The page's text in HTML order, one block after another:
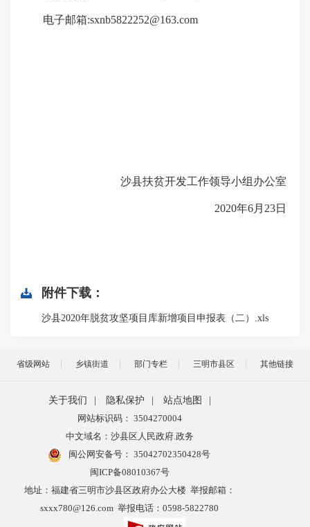
电子邮箱:sxnb5822252@163.com
沙县扶贫开发工作领导小组办公室
2020年6月23日
附件下载：
沙县2020年脱贫攻坚项目库新增项目申报表（二）.xls
省级网站 乡镇街道 部门专栏 三明市县区 其他链接
关于我们 隐私保护 站点地图
网站标识码： 3504270004
中文域名：沙县区人民政府.政务
闽公网安备号： 35042702350428号
闽ICP备08010367号
地址：福建省三明市沙县区政府办公大楼 举报邮箱：
sxxx780@126.com 举报电话：0598-5822780